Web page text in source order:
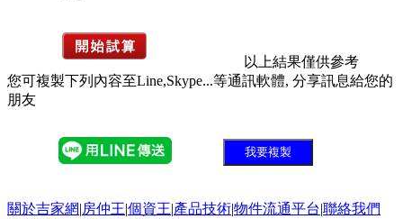
以上結果僅供參考
您可複製下列內容至Line,Skype...等通訊軟體, 分享訊息給您的
朋友
我要複製
關於吉家網|房仲王|個資王|產品技術|物件流通平台|聯絡我們